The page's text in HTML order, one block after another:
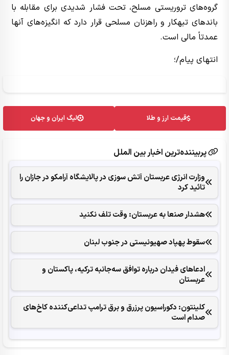
گروه‌های تروریستی مسلح، تحت فشار شدیدی برای مقابله با
باندهای تبهکار و راهزنان مسلحی قرار دارد که انگیزه‌های آنها
عمدتاً مالی است.
انتهای پیام/؛
قیمت ارز و طلا لیگ ایران و جهان
پربیننده‌ترین اخبار بین الملل
وزارت انرژی عربستان آتش سوزی در پالایشگاه آرامکو در جازان را
تائید کرد
هشدار صنعا به عربستان: وقت تلف نکنید
سقوط پهپاد صهیونیستی در جنوب لبنان
ادعاهای فیدان درباره توافق سه‌جانبه ترکیه، پاکستان و
عربستان
کلینتون: دکوراسیون پرزرق‌ و برق ترامپ تداعی‌کننده کاخ‌های
صدام است